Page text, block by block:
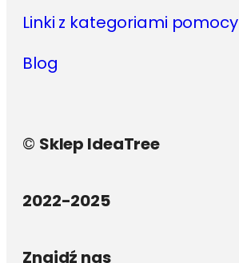
Linki z kategoriami pomocy
Blog
© Sklep IdeaTree
2022-2025
Znajdź nas